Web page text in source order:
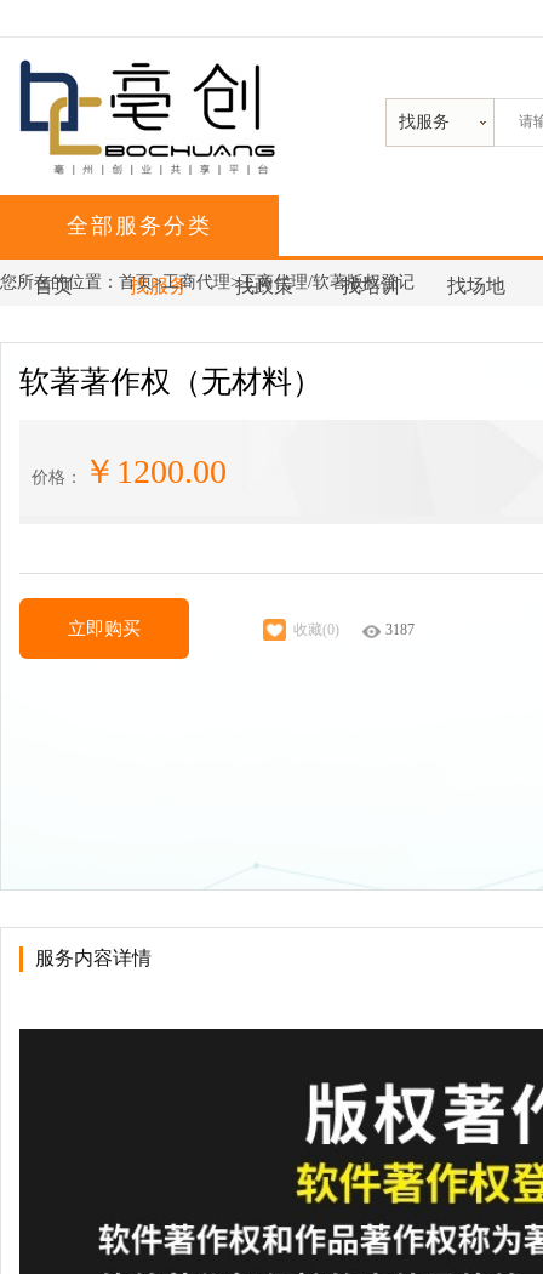
找服务
全部服务分类
首页 找服务 找政策 找培训 找场地
您所在的位置： 首页>工商代理>工商代理/软著版权登记
软著著作权（无材料）
价格： ￥1200.00
立即购买 收藏(0) 3187
服务内容详情